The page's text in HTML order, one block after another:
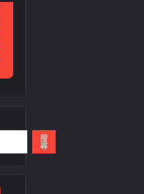
搜
尋